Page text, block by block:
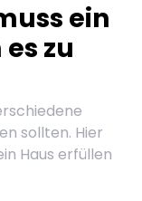
ein
zu
sollten. Hier
Haus erfüllen